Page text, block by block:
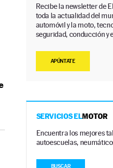
Recibe la newsletter de
toda la actualidad del
automóvil y la moto,
seguridad, conducción y
APÚNTATE
SERVICIOS ELMOTOR
Encuentra los mejores
autoescuelas,
BUSCAR